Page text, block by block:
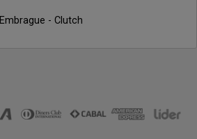
Embrague - Clutch